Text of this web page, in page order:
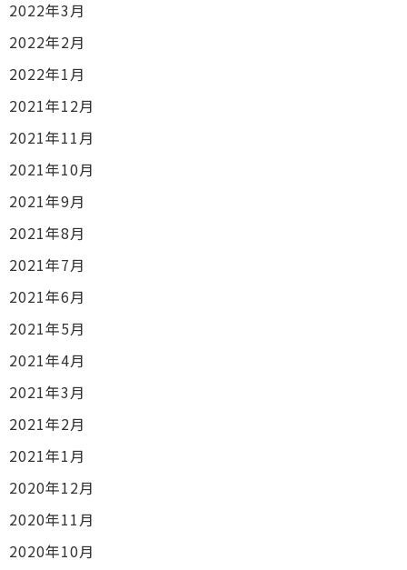
2022年3月
2022年2月
2022年1月
2021年12月
2021年11月
2021年10月
2021年9月
2021年8月
2021年7月
2021年6月
2021年5月
2021年4月
2021年3月
2021年2月
2021年1月
2020年12月
2020年11月
2020年10月